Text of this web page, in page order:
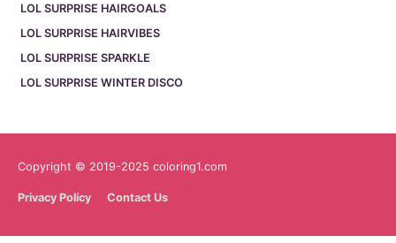
LOL SURPRISE HAIRGOALS
LOL SURPRISE HAIRVIBES
LOL SURPRISE SPARKLE
LOL SURPRISE WINTER DISCO
Copyright © 2019-2025 coloring1.com
Privacy Policy Contact Us